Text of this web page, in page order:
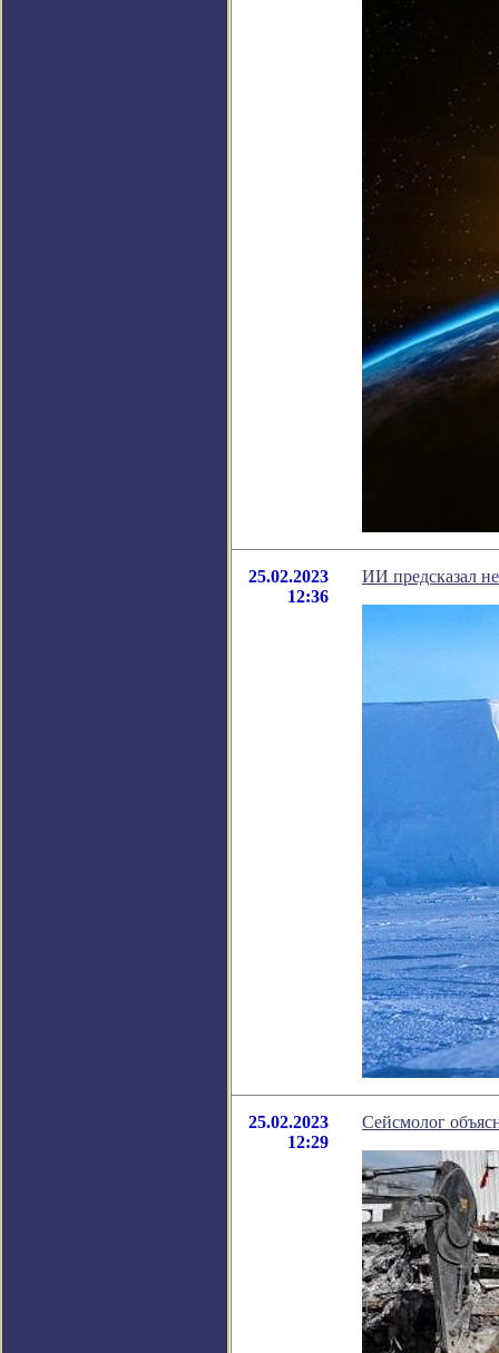
25.02.2023
12:36
ИИ предсказал
25.02.2023
12:29
Сейсмолог